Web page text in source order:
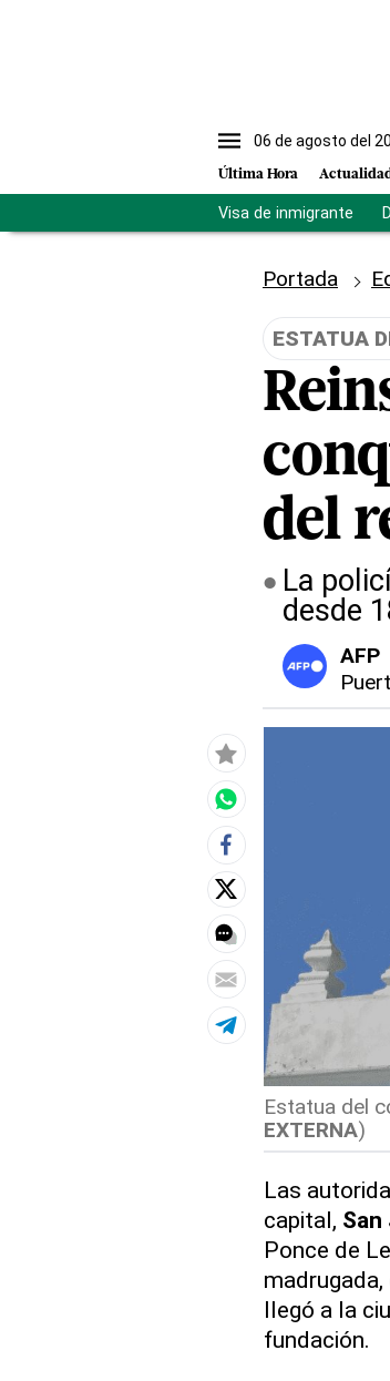
06 de agosto del
Última Hora
Visa de inmigrante
Portada
ESTATUA
del
La
desde
AFP
Estatua del
EXTERNA)
Las
capital, San
Ponce de
llegó a la
fundación.